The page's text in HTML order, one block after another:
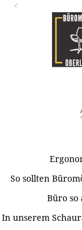
So sollten
Büro so
In unserem